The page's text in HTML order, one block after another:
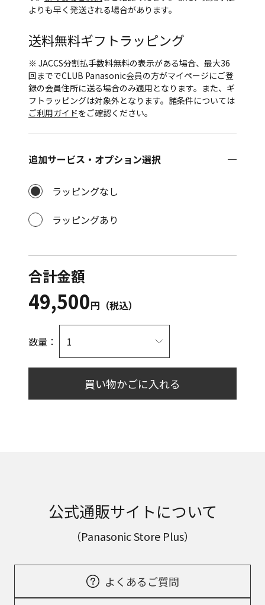
よりも早く発送される場合があります。
送料無料ギフトラッピング
※ JACCS分割払手数料無料の表示がある場合、最大36
回まででCLUB Panasonic会員の方がマイページにご登
録の会員住所に送る場合のみ適用となります。また、ギ
フトラッピングは対象外となります。諸条件については
ご利用ガイドをご確認ください。
追加サービス・オプション選択
ラッピングなし
ラッピングあり
合計金額
49,500円（税込）
数量：
買い物かごに入れる
公式通販サイトについて
（Panasonic Store Plus）
よくあるご質問